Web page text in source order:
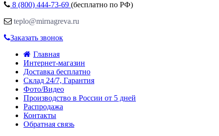
8 (800) 444-73-69 (бесплатно по РФ)
teplo@mirnagreva.ru
Заказать звонок
Главная
Интернет-магазин
Доставка бесплатно
Склад 24/7, Гарантия
Фото/Видео
Производство в России от 5 дней
Распродажа
Контакты
Обратная связь